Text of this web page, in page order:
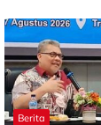
Berita